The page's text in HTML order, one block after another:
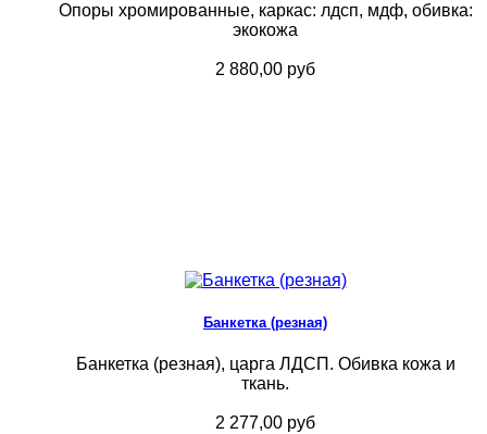
Опоры хромированные, каркас: лдсп, мдф, обивка:
экокожа
2 880,00 руб
Банкетка (резная)
Банкетка (резная), царга ЛДСП. Обивка кожа и
ткань.
2 277,00 руб